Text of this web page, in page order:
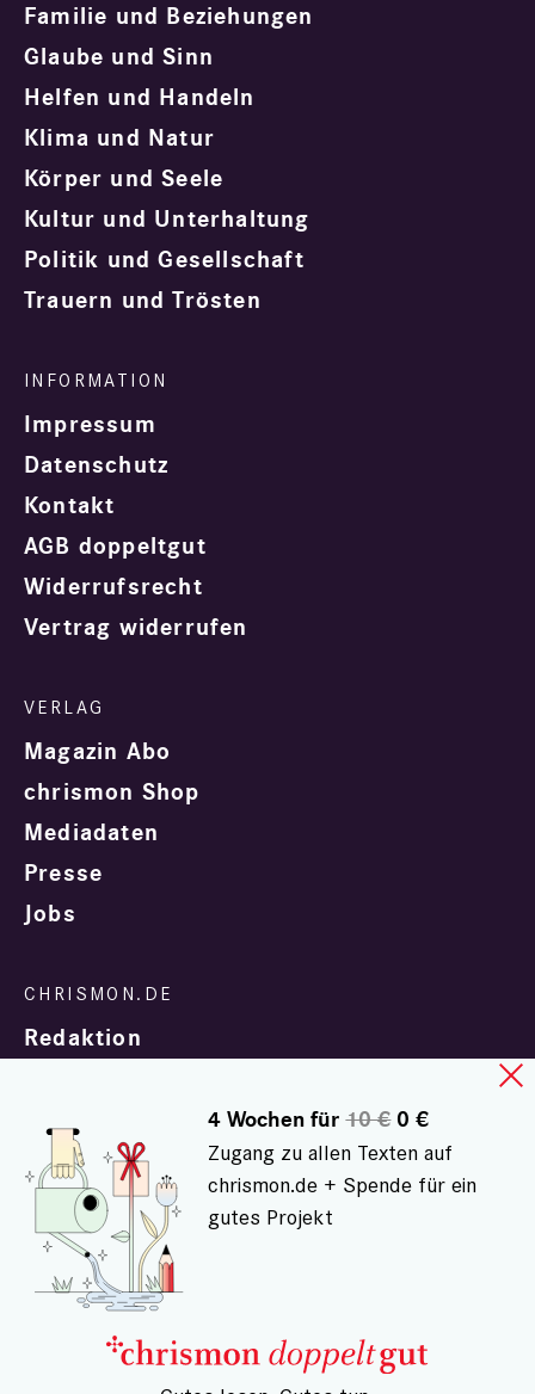
Familie und Beziehungen
Glaube und Sinn
Helfen und Handeln
Klima und Natur
Körper und Seele
Kultur und Unterhaltung
Politik und Gesellschaft
Trauern und Trösten
Impressum
Datenschutz
Kontakt
AGB doppeltgut
Widerrufsrecht
Vertrag widerrufen
Magazin Abo
chrismon Shop
Mediadaten
Presse
Jobs
Redaktion
In Zusammenarbeit mit
© chrismon.de 2001 - 2026
Alle Rechte vorbehalten.
4 Wochen für10 €0 €
Zugang zu allen Texten auf
chrismon.de + Spende für ein
gutes Projekt